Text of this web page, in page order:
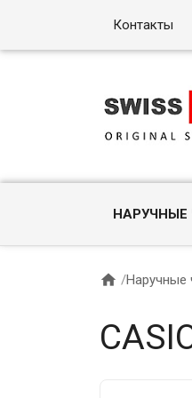
Контакты
 /Наручные